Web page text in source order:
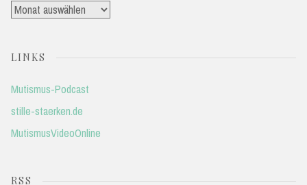
Archiv
LINKS
Mutismus-Podcast
stille-staerken.de
MutismusVideoOnline
RSS